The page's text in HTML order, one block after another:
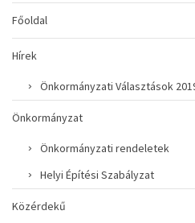
Főoldal
Hírek
Önkormányzati Választások
Önkormányzat
Önkormányzati rendeletek
Helyi Építési Szabályzat
Közérdekű